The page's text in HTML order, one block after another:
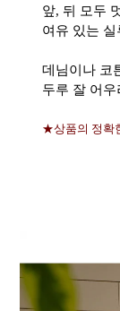
앞, 뒤 모두
여유 있는
데님이나 코
두루 잘 어
★상품의 정확